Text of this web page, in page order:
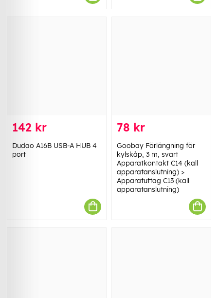
142 kr
Dudao A16B USB-A HUB 4
port
78 kr
Goobay Förlängning för
kylskåp, 3 m, svart
Apparatkontakt C14 (kall
apparatanslutning) >
Apparatuttag C13 (kall
apparatanslutning)